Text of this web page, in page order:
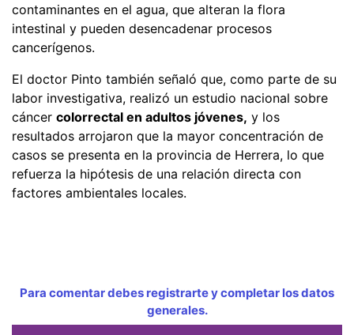
contaminantes en el agua, que alteran la flora
intestinal y pueden desencadenar procesos
cancerígenos.
El doctor Pinto también señaló que, como parte de su
labor investigativa, realizó un estudio nacional sobre
cáncer colorrectal en adultos jóvenes, y los
resultados arrojaron que la mayor concentración de
casos se presenta en la provincia de Herrera, lo que
refuerza la hipótesis de una relación directa con
factores ambientales locales.
Para comentar debes registrarte y completar los datos
generales.